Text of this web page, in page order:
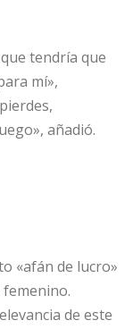
tendría que
mí»,
añadió.
«afán de lucro»
de este